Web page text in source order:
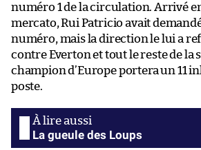
numéro 1 de la circulation. Arrivé
mercato, Rui Patricio avait
numéro, mais la direction le lui a
contre Everton et tout le reste de la
champion d’Europe portera un 11
poste.
La gueule des Loups